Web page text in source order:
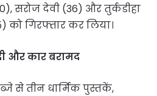
सरोज देवी (36) और तुर्कडीहा
को गिरफ्तार कर लिया।
और कार बरामद
से तीन धार्मिक पुस्तकें,